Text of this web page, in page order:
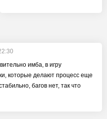
имба, в игру
которые делают процесс еще
багов нет, так что